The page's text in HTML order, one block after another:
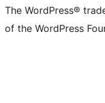
The WordPress®
of the WordPress